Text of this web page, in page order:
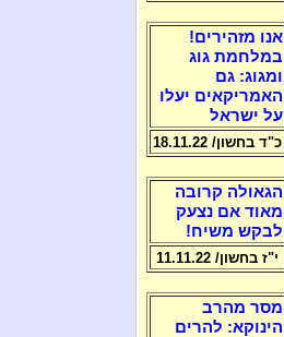
אנו מזהירים!
במלחמת גוג
ומגוג: גם
האמריקאים יעלו
על ישראל
כ"ד בחשון/ 18.11.22
הגאולה קרובה
מאוד אם נצעק
לבקש משיח!
י"ז בחשון/ 11.11.22
מסר מהרב
הינוקא: להרים